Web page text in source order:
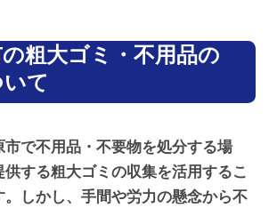
粗大ゴミ・不用品の
て
市で不用品・不要物を処分する場
する粗大ゴミの収集を活用するこ
。しかし、手間や労力の懸念から不